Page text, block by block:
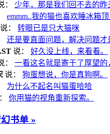
： 少年，那是我们回不去的昨
emmm..我的猫也喜欢睡冰箱
说： 转眼已是只大猫咪
还是要直面问题，解决问题才
说： 好久没上线，来看看。
： 一看这名就是寄于了厚望的
说： 狗蛋想说，你是真狗啊。
为什么不起名叫猫蛋哈哈
你用猫的视角重新探索。
书单 »